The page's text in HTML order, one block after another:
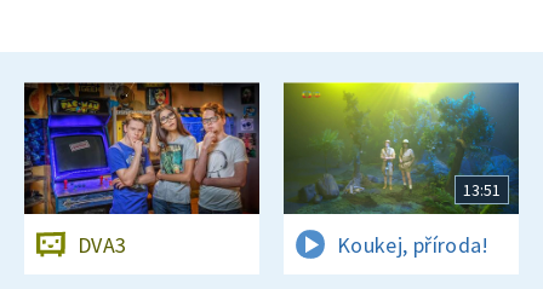
DVA3
13:51
Koukej, příroda!